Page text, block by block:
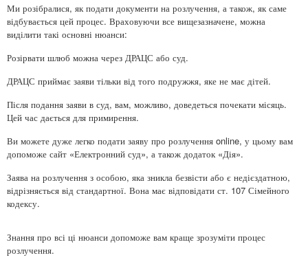
Ми розібралися, як подати документи на розлучення, а також, як саме
відбувається цей процес. Враховуючи все вищезазначене, можна
виділити такі основні нюанси:
Розірвати шлюб можна через ДРАЦС або суд.
ДРАЦС приймає заяви тільки від того подружжя, яке не має дітей.
Після подання заяви в суд, вам, можливо, доведеться почекати місяць.
Цей час дається для примирення.
Ви можете дуже легко подати заяву про розлучення online, у цьому вам
допоможе сайт «Електронний суд», а також додаток «Дія».
Заява на розлучення з особою, яка зникла безвісти або є недієздатною,
відрізняється від стандартної. Вона має відповідати ст. 107 Сімейного
кодексу.
Знання про всі ці нюанси допоможе вам краще зрозуміти процес
розлучення.